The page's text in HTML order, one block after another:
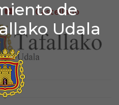
de
Udala
de
youtubeCastellano